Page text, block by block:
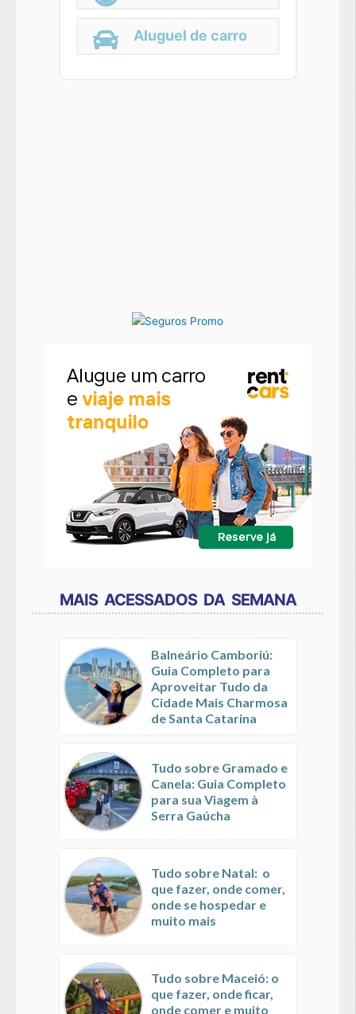
Aluguel de carro
MAIS ACESSADOS DA SEMANA
Balneário Camboriú:
Guia Completo para
Aproveitar Tudo da
Cidade Mais Charmosa
de Santa Catarina
Tudo sobre Gramado e
Canela: Guia Completo
para sua Viagem à
Serra Gaúcha
Tudo sobre Natal: o
que fazer, onde comer,
onde se hospedar e
muito mais
Tudo sobre Maceió: o
que fazer, onde ficar,
onde comer e muito